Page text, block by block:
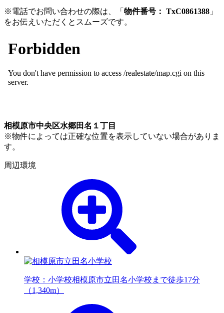
※電話でお問い合わせの際は、「 物件番号： TxC0861388 」
をお伝えいただくとスムーズです。
相模原市中央区水郷田名１丁目
※物件によっては正確な位置を表示していない場合がありま
す。
周辺環境
学校：小学校相模原市立田名小学校まで徒歩17分
（1,340m）